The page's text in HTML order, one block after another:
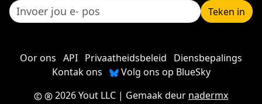
Teken in
Oor ons API Privaatheidsbeleid
Diensbepalings
Kontak ons
Volg ons op BlueSky
2026 Yout LLC | Gemaak deur nadermx